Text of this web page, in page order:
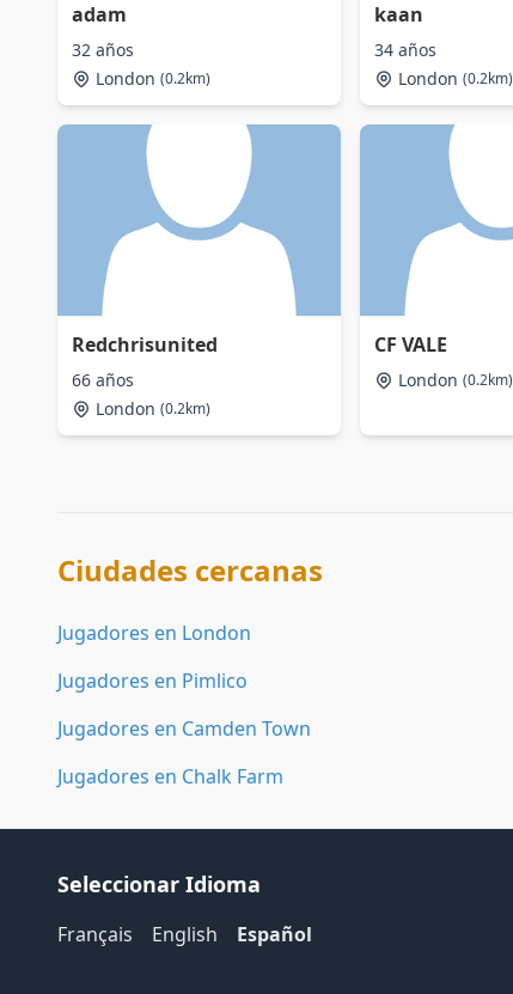
adam
32 años
London (0.2km)
kaan
34 años
London (0.2km)
Redchrisunited
66 años
London (0.2km)
CF VALE
London (0.2km)
Ciudades cercanas
Jugadores en London
Jugadores en Pimlico
Jugadores en Camden Town
Jugadores en Chalk Farm
Seleccionar Idioma
Français English Español